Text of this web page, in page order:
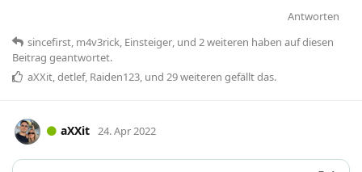
Antworten
sincefirst, m4v3rick, Einsteiger, und 2weiteren haben auf diesen
Beitrag geantwortet.
aXXit,detlef, Raiden123, und 29weiteren gefällt das.
aXXit 24. Apr 2022